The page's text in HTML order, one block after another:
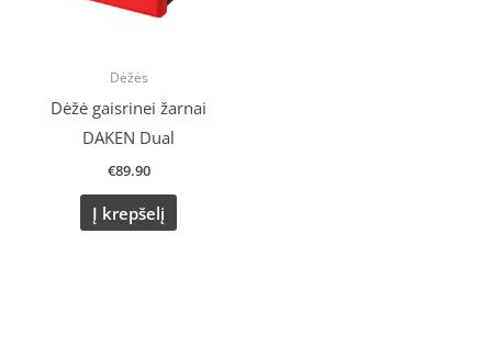
Dėžės
Dėžė gaisrinei žarnai
DAKEN Dual
€89.90
Į krepšelį